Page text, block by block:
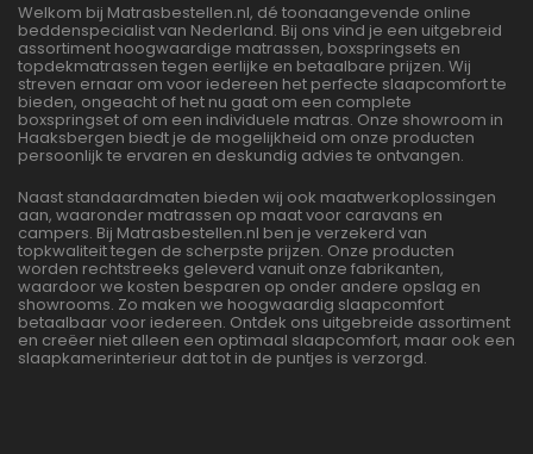
Welkom bij Matrasbestellen.nl, dé toonaangevende online
beddenspecialist van Nederland. Bij ons vind je een uitgebreid
assortiment hoogwaardige matrassen, boxspringsets en
topdekmatrassen tegen eerlijke en betaalbare prijzen. Wij
streven ernaar om voor iedereen het perfecte slaapcomfort te
bieden, ongeacht of het nu gaat om een complete
boxspringset of om een individuele matras. Onze showroom in
Haaksbergen biedt je de mogelijkheid om onze producten
persoonlijk te ervaren en deskundig advies te ontvangen.
Naast standaardmaten bieden wij ook maatwerkoplossingen
aan, waaronder matrassen op maat voor caravans en
campers. Bij Matrasbestellen.nl ben je verzekerd van
topkwaliteit tegen de scherpste prijzen. Onze producten
worden rechtstreeks geleverd vanuit onze fabrikanten,
waardoor we kosten besparen op onder andere opslag en
showrooms. Zo maken we hoogwaardig slaapcomfort
betaalbaar voor iedereen. Ontdek ons uitgebreide assortiment
en creëer niet alleen een optimaal slaapcomfort, maar ook een
slaapkamerinterieur dat tot in de puntjes is verzorgd.